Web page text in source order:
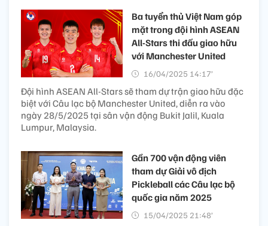
Ba tuyển thủ Việt Nam góp
mặt trong đội hình ASEAN
All-Stars thi đấu giao hữu
với Manchester United
16/04/2025 14:17’
Đội hình ASEAN All-Stars sẽ tham dự trận giao hữu đặc
biệt với Câu lạc bộ Manchester United, diễn ra vào
ngày 28/5/2025 tại sân vận động Bukit Jalil, Kuala
Lumpur, Malaysia.
Gần 700 vận động viên
tham dự Giải vô địch
Pickleball các Câu lạc bộ
quốc gia năm 2025
15/04/2025 21:48’